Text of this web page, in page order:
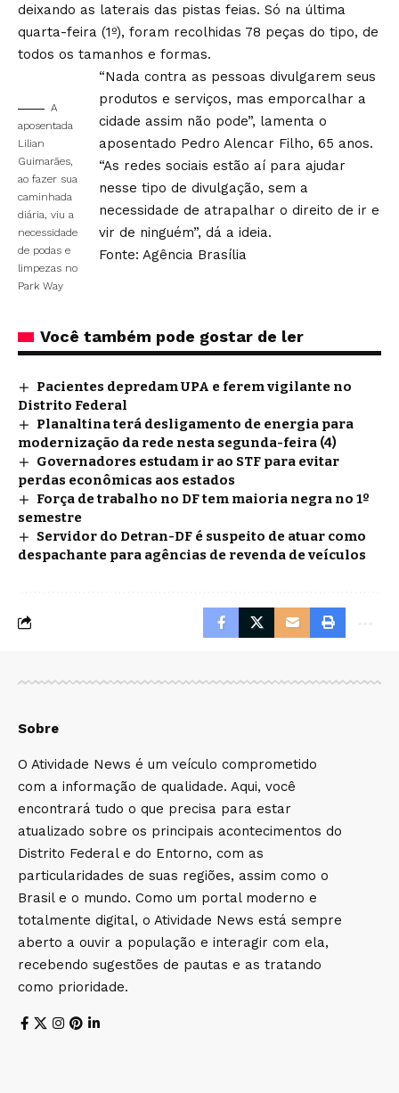
deixando as laterais das pistas feias. Só na última
quarta-feira (1º), foram recolhidas 78 peças do tipo, de
todos os tamanhos e formas.
A
aposentada
Lilian
Guimarães,
ao fazer sua
caminhada
diária, viu a
necessidade
de podas e
limpezas no
Park Way
“Nada contra as pessoas divulgarem seus
produtos e serviços, mas emporcalhar a
cidade assim não pode”, lamenta o
aposentado Pedro Alencar Filho, 65 anos.
“As redes sociais estão aí para ajudar
nesse tipo de divulgação, sem a
necessidade de atrapalhar o direito de ir e
vir de ninguém”, dá a ideia.
Fonte: Agência Brasília
Você também pode gostar de ler
Pacientes depredam UPA e ferem vigilante no
Distrito Federal
Planaltina terá desligamento de energia para
modernização da rede nesta segunda-feira (4)
Governadores estudam ir ao STF para evitar
perdas econômicas aos estados
Força de trabalho no DF tem maioria negra no 1º
semestre
Servidor do Detran-DF é suspeito de atuar como
despachante para agências de revenda de veículos
Sobre
O Atividade News é um veículo comprometido
com a informação de qualidade. Aqui, você
encontrará tudo o que precisa para estar
atualizado sobre os principais acontecimentos do
Distrito Federal e do Entorno, com as
particularidades de suas regiões, assim como o
Brasil e o mundo. Como um portal moderno e
totalmente digital, o Atividade News está sempre
aberto a ouvir a população e interagir com ela,
recebendo sugestões de pautas e as tratando
como prioridade.